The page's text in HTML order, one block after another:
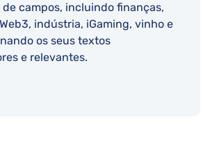
campos, incluindo finanças,
indústria, iGaming, vinho e
os seus textos
e relevantes.